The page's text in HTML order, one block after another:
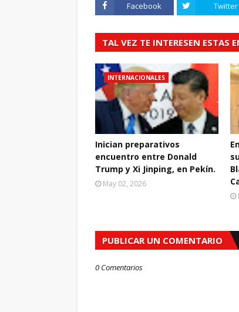
Facebook Twitter
TAL VEZ TE INTERESEN ESTAS
INTERNACIONALES
Inician preparativos
encuentro entre Donald
Trump y Xi Jinping, en Pekín.
May 02, 2026
PUBLICAR UN COMENTARIO
0 Comentarios